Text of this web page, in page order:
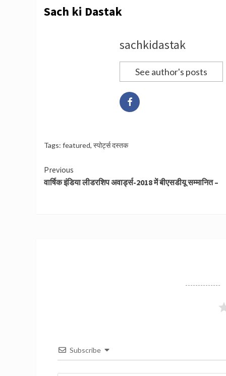
Sach ki Dastak
sachkidastak
See author's posts
Tags: featured, स्पोर्ट्स दस्तक
Continue
Reading
Previous
वार्षिक इंडिया लीडरशिप अवार्ड्स-2018 में बीएसडीयू सम्मानित –
Subscribe